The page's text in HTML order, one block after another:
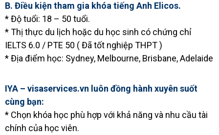
B. Điều kiện tham gia khóa tiếng Anh Elicos.
* Độ tuổi: 18 – 50 tuổi.
* Thị thực du lịch hoặc du học sinh có chứng chỉ
IELTS 6.0 / PTE 50 ( Đã tốt nghiệp THPT )
* Địa điểm học: Sydney, Melbourne, Brisbane, Adelaide
IYA – visaservices.vn luôn đồng hành xuyên suốt
cùng bạn:
* Chọn khóa học phù hợp với khả năng và nhu cầu tài
chính của học viên.